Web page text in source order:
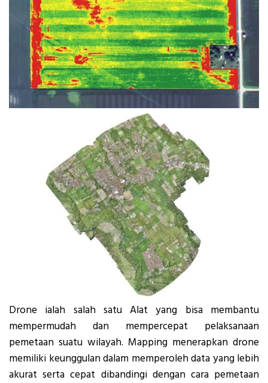
Drone ialah salah satu Alat yang bisa membantu
mempermudah dan mempercepat pelaksanaan
pemetaan suatu wilayah. Mapping menerapkan drone
memiliki keunggulan dalam memperoleh data yang lebih
akurat serta cepat dibandingi dengan cara pemetaan